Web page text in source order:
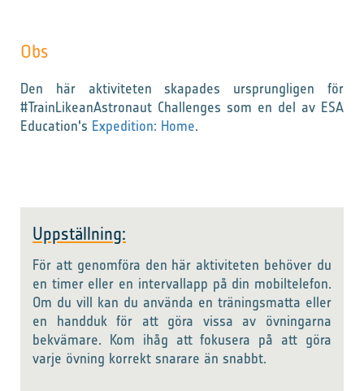
Obs
Den här aktiviteten skapades ursprungligen för
#TrainLikeanAstronaut Challenges som en del av ESA
Education's Expedition: Home.
Uppställning:
För att genomföra den här aktiviteten behöver du
en timer eller en intervallapp på din mobiltelefon.
Om du vill kan du använda en träningsmatta eller
en handduk för att göra vissa av övningarna
bekvämare. Kom ihåg att fokusera på att göra
varje övning korrekt snarare än snabbt.